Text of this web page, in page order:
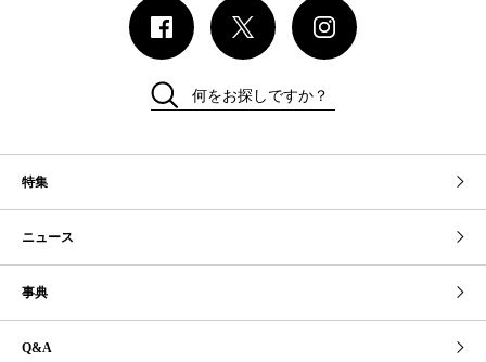
特集
ニュース
事典
Q&A
何をお探しですか？